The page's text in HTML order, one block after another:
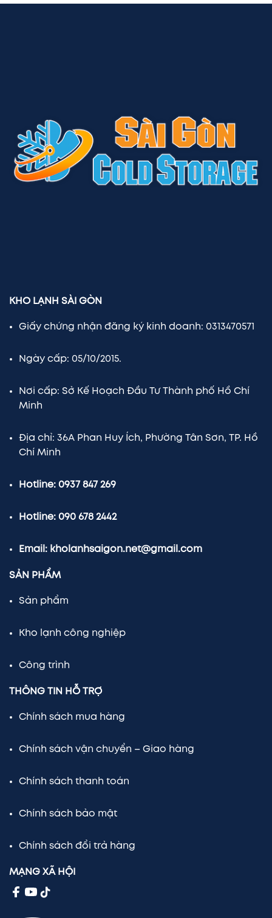
KHO LẠNH SÀI GÒN
Giấy chứng nhận đăng ký kinh doanh: 0313470571
Ngày cấp: 05/10/2015.
Nơi cấp: Sở Kế Hoạch Đầu Tư Thành phố Hồ Chí
Minh
Địa chỉ: 36A Phan Huy Ích, Phường Tân Sơn, TP. Hồ
Chí Minh
Hotline: 0937 847 269
Hotline: 090 678 2442
Email: kholanhsaigon.net@gmail.com
SẢN PHẨM
Sản phẩm
Kho lạnh công nghiệp
Công trình
THÔNG TIN HỖ TRỢ
Chính sách mua hàng
Chính sách vận chuyển – Giao hàng
Chính sách thanh toán
Chính sách bảo mật
Chính sách đổi trả hàng
MẠNG XÃ HỘI